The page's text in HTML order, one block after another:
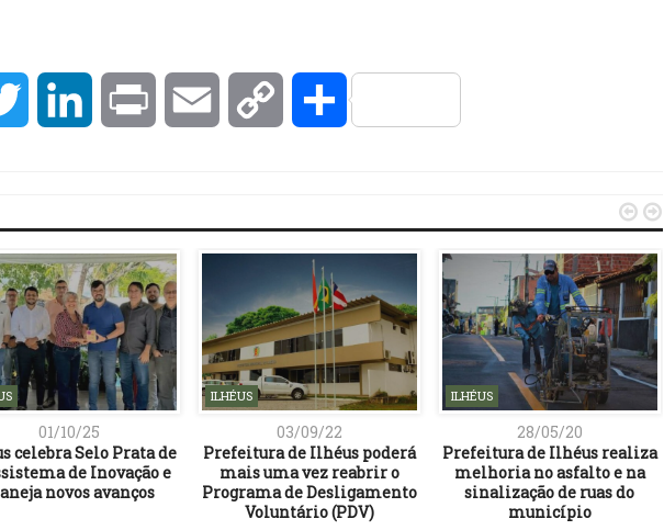
Twitter LinkedInPrint Email Copy Compartilhar
01/10/25
celebra Selo Prata de
de Inovação e
novos avanços
ILHÉUS
03/09/22
Prefeitura de Ilhéus poderá
mais uma vez reabrir o
Programa de Desligamento
Voluntário (PDV)
ILHÉUS
28/05/20
Prefeitura de Ilhéus realiza
melhoria no asfalto e na
sinalização de ruas do
município
 